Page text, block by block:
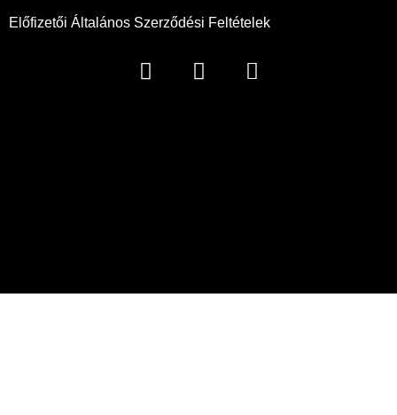
Előfizetői Általános Szerződési Feltételek